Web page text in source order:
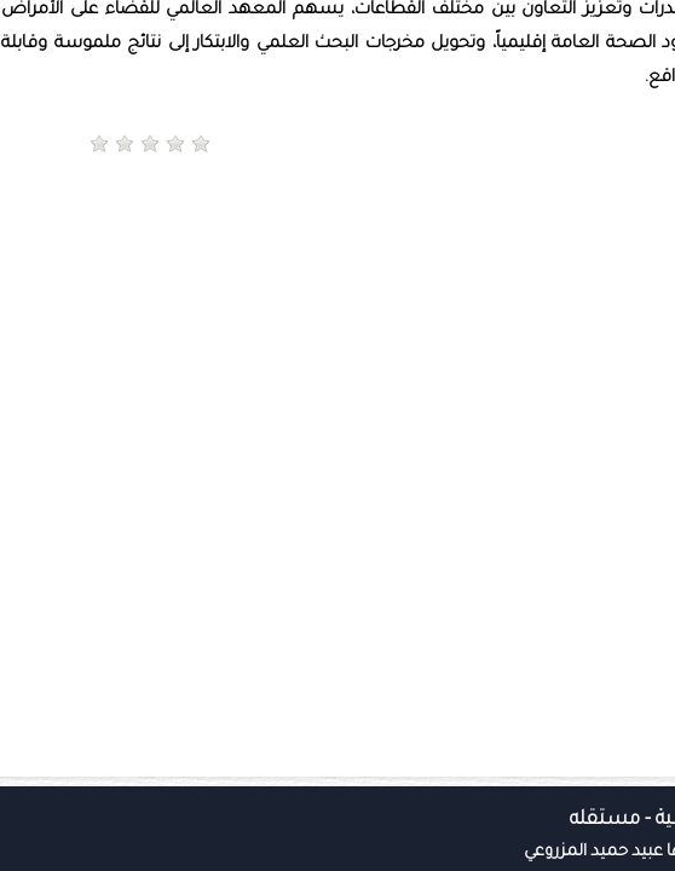
وتعزيز التعاون بين مختلف القطاعات، يسهم المعهد العالمي للقضاء على الأمراض
العامة إقليمياً، وتحويل مخرجات البحث العلمي والابتكار إلى نتائج ملموسة وقابلة
- مستقله